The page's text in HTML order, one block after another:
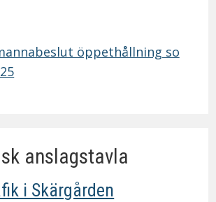
öppethållning so
anslagstavla
i Skärgården